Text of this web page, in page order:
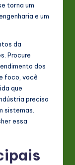
torna um
e um
da
Procure
dos
foco, você
que
precisa
sistemas.
essa